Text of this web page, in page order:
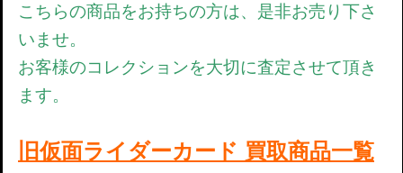
こちらの商品をお持ちの方は、是非お売り下さ
いませ。
お客様のコレクションを大切に査定させて頂き
ます。
旧仮面ライダーカード 買取商品一覧